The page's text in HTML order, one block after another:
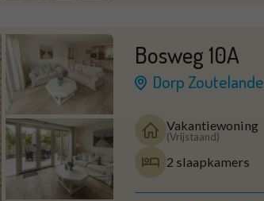
Bosweg 10A
Dorp Zoutelande
Vakantiewoning
(Vrijstaand)
2 slaapkamers